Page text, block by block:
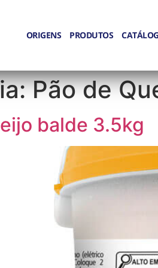
ORIGENS PRODUTOS
Pão de
balde 3.5kg